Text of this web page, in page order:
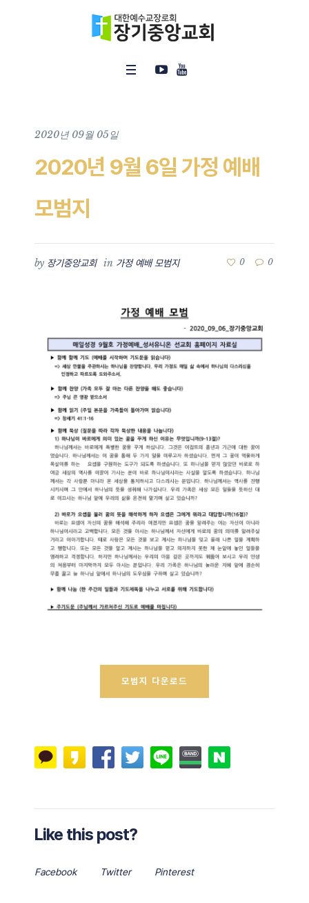
2020년 09월 05일
2020년 9월 6일 가정 예배
모범지
by 장기중앙교회 in 가정 예배 모범지 0 0
모범지 다운로드
Like this post?
Facebook Twitter Pinterest